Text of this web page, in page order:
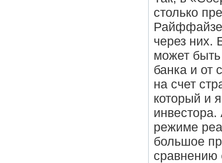
столько
через них.
может
банка и от
на счет
который и
режиме
большое
сравнению